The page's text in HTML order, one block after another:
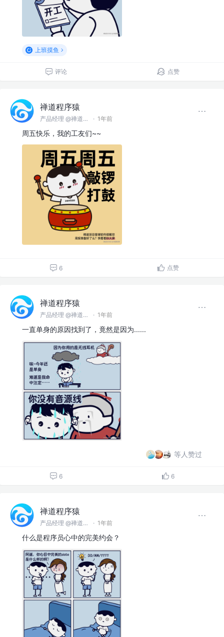
上班摸鱼
评论 点赞
禅道程序猿
产品经理 @禅道软件（青岛）有限公司 · 1年前
周五快乐，我的工友们~~
6 点赞
禅道程序猿
产品经理 @禅道软件（青岛）有限公司 · 1年前
一直单身的原因找到了，竟然是因为...... ​​​
等人赞过
6 6
禅道程序猿
产品经理 @禅道软件（青岛）有限公司 · 1年前
什么是程序员心中的完美约会？